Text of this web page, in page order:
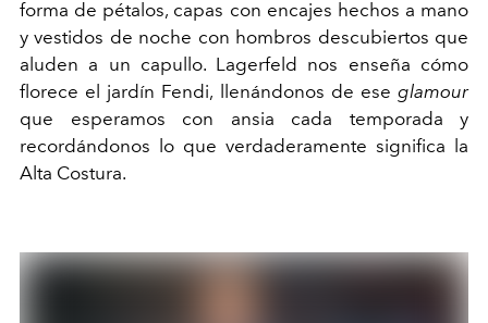
forma de pétalos, capas con encajes hechos a mano
y vestidos de noche con hombros descubiertos que
aluden a un capullo. Lagerfeld nos enseña cómo
florece el jardín Fendi, llenándonos de ese glamour
que esperamos con ansia cada temporada y
recordándonos lo que verdaderamente significa la
Alta Costura.